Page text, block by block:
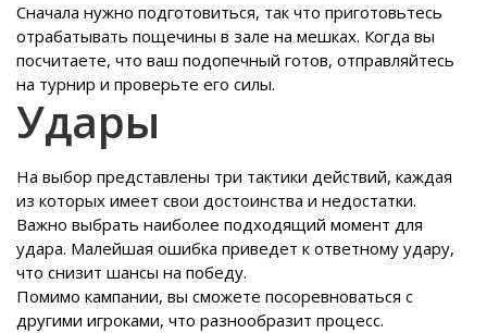
Сначала нужно подготовиться, так что приготовьтесь
отрабатывать пощечины в зале на мешках. Когда вы
посчитаете, что ваш подопечный готов, отправляйтесь
на турнир и проверьте его силы.
Удары
На выбор представлены три тактики действий, каждая
из которых имеет свои достоинства и недостатки.
Важно выбрать наиболее подходящий момент для
удара. Малейшая ошибка приведет к ответному удару,
что снизит шансы на победу.
Помимо кампании, вы сможете посоревноваться с
другими игроками, что разнообразит процесс.